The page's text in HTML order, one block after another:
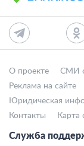
О проекте СМИ
Реклама на сайте
Юридическая
Контакты
Карта
Служба